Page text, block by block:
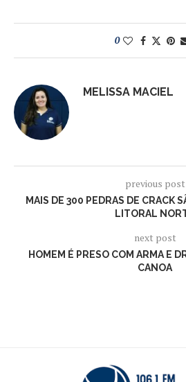
0
MELISSA MACIEL
previous post
MAIS DE 300 PEDRAS DE CRACK
LITORAL
next post
HOMEM É PRESO COM ARMA E
CANOA